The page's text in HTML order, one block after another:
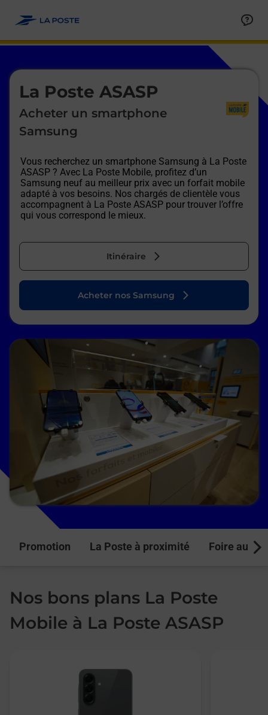
La Poste ASASP
Acheter un smartphone
Samsung
Vous recherchez un smartphone Samsung à La Poste
ASASP ? Avec La Poste Mobile, profitez d’un
Samsung neuf au meilleur prix avec un forfait mobile
adapté à vos besoins. Nos chargés de clientèle vous
accompagnent à La Poste ASASP pour trouver l’offre
qui vous correspond le mieux.
Itinéraire
Le lien s'ouvre dans un nouvel onglet
Acheter nos Samsung
Promotion La Poste à proximité Foire aux
Nos bons plans La Poste
Mobile à La Poste ASASP